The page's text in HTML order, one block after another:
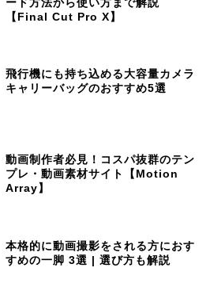
ード方法から使い方まで解説
【Final Cut Pro X】
飛行機にも持ち込める大容量カメラ
キャリーバッグのおすすめ5選
動画制作者必見！コスパ抜群のテン
プレ・動画素材サイト【Motion
Array】
本格的に動画撮影をされる方におす
すめの一脚 3選 | 選び方も解説